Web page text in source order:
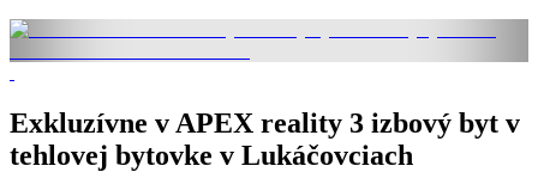
Exkluzívne v APEX reality 3 izbový byt v
tehlovej bytovke v Lukáčovciach